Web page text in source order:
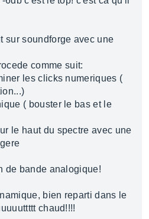
sur soundforge avec une
comme suit:
les clicks numeriques (
( bouster le bas et le
le haut du spectre avec une
de bande analogique!
bien reparti dans le
chaud!!!!